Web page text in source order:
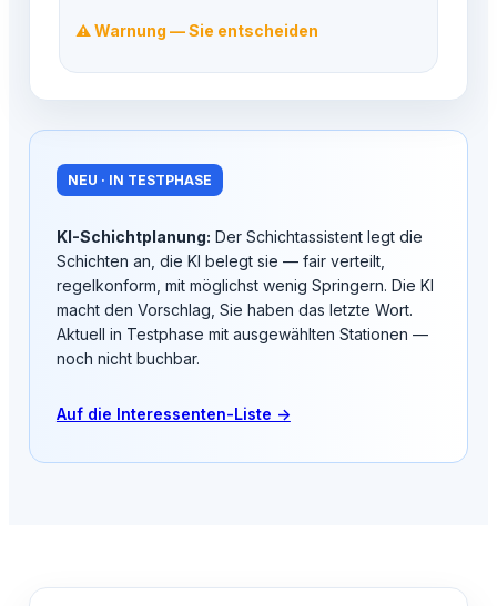
⚠ Warnung — Sie entscheiden
NEU · IN TESTPHASE
KI-Schichtplanung: Der Schichtassistent legt die
Schichten an, die KI belegt sie — fair verteilt,
regelkonform, mit möglichst wenig Springern. Die KI
macht den Vorschlag, Sie haben das letzte Wort.
Aktuell in Testphase mit ausgewählten Stationen —
noch nicht buchbar.
Auf die Interessenten-Liste →